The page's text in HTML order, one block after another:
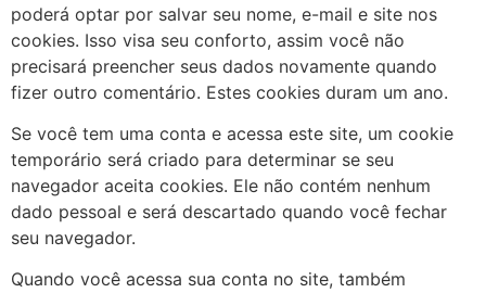
poderá optar por salvar seu nome, e-mail e site nos
cookies. Isso visa seu conforto, assim você não
precisará preencher seus dados novamente quando
fizer outro comentário. Estes cookies duram um ano.
Se você tem uma conta e acessa este site, um cookie
temporário será criado para determinar se seu
navegador aceita cookies. Ele não contém nenhum
dado pessoal e será descartado quando você fechar
seu navegador.
Quando você acessa sua conta no site, também